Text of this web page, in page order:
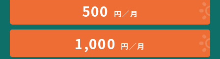
500 円／月
1,000 円／月